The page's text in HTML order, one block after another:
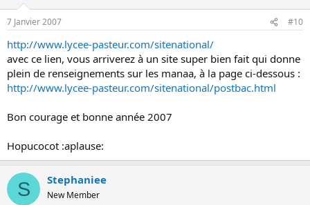
7 Janvier 2007 #10
http://www.lycee-pasteur.com/sitenational/
avec ce lien, vous arriverez à un site super bien fait qui donne
plein de renseignements sur les manaa, à la page ci-dessous :
http://www.lycee-pasteur.com/sitenational/postbac.html
Bon courage et bonne année 2007
Hopucocot :aplause:
S Stephaniee
New Member